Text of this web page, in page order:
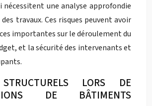
nécessitent une analyse approfondie
travaux. Ces risques peuvent avoir
importantes sur le déroulement du
et la sécurité des intervenants et
LORS DE
DE BÂTIMENTS